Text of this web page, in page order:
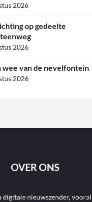
2026
op gedeelte
2026
wee van de nevelfontein
2026
OVER ONS
digitale nieuwszender,